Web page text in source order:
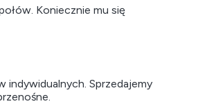
Koniecznie mu się
indywidualnych. Sprzedajemy